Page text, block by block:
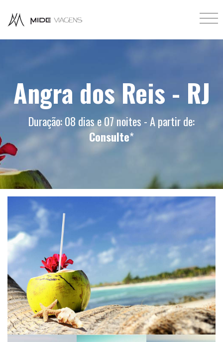
Angra dos Reis - RJ
Duração: 08 dias e 07 noites - A partir de:
Consulte*